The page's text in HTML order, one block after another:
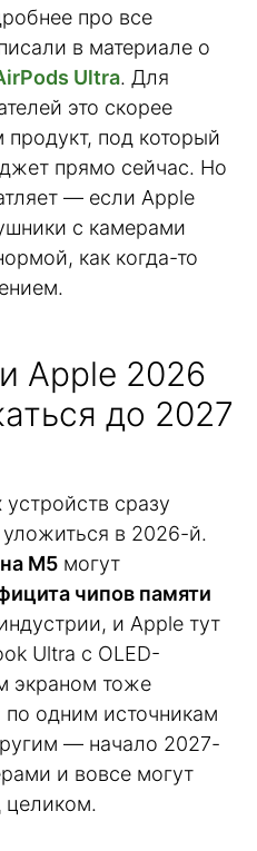
про все
в материале о
Ultra. Для
это скорее
продукт, под который
прямо сейчас. Но
— если Apple
с камерами
как когда-то
Apple 2026
до 2027
сразу
в 2026-й.
M5 могут
чипов памяти
и Apple тут
Ultra с OLED-
экраном тоже
по одним источникам
— начало 2027-
и вовсе могут
целиком.